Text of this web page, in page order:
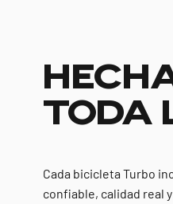
TODA
Cada bicicleta Turbo
confiable, calidad real